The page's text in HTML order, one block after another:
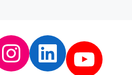
Instagram